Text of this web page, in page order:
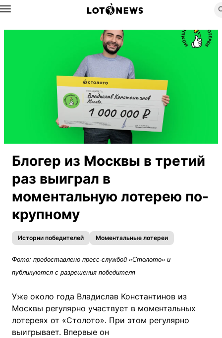
Назад
Блогер из Москвы в третий
раз выиграл в
моментальную лотерею по-
крупному
Истории победителей Моментальные лотереи
Фото: предоставлено пресс-службой «Столото» и
публикуются с разрешения победителя
Уже около года Владислав Константинов из
Москвы регулярно участвует в моментальных
лотереях от «Столото». При этом регулярно
выигрывает. Впервые он